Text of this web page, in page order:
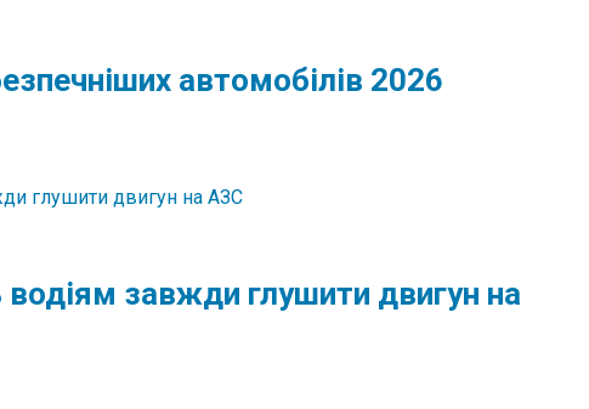
автомобілів 2026
завжди глушити двигун на